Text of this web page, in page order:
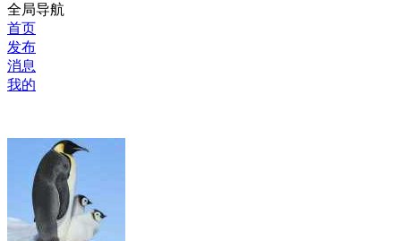
全局导航
首页
发布
消息
我的